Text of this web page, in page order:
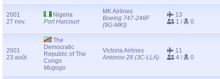
2001
27 nov.
Nigeria
Port Harcourt
MK Airlines
Boeing 747-246F
(9G-MKI)
13
1 /
0
2001
23 août
The
Democratic
Republic of The
Congo
Mugogo
Victoria Airlines
Antonov 28 (3C-LLA)
11
4 /
0